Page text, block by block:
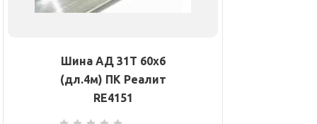
Шина АД 31Т 60х6
(дл.4м) ПК Реалит
RE4151